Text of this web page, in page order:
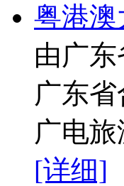
粤港
由广
广东
广电
[详细]